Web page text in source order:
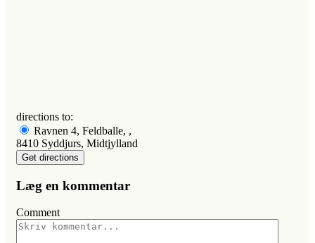
directions to:
Ravnen 4, Feldballe, ,
8410 Syddjurs, Midtjylland
Læg en kommentar
Comment